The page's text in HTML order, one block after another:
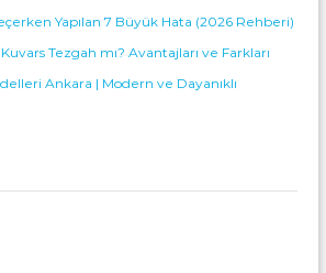
Yapılan 7 Büyük Hata (2026 Rehberi)
Tezgah mı? Avantajları ve Farkları
Ankara | Modern ve Dayanıklı